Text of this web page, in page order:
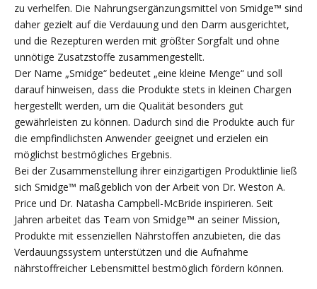
zu verhelfen. Die Nahrungsergänzungsmittel von Smidge™ sind
daher gezielt auf die Verdauung und den Darm ausgerichtet,
und die Rezepturen werden mit größter Sorgfalt und ohne
unnötige Zusatzstoffe zusammengestellt.
Der Name „Smidge“ bedeutet „eine kleine Menge“ und soll
darauf hinweisen, dass die Produkte stets in kleinen Chargen
hergestellt werden, um die Qualität besonders gut
gewährleisten zu können. Dadurch sind die Produkte auch für
die empfindlichsten Anwender geeignet und erzielen ein
möglichst bestmögliches Ergebnis.
Bei der Zusammenstellung ihrer einzigartigen Produktlinie ließ
sich Smidge™ maßgeblich von der Arbeit von Dr. Weston A.
Price und Dr. Natasha Campbell-McBride inspirieren. Seit
Jahren arbeitet das Team von Smidge™ an seiner Mission,
Produkte mit essenziellen Nährstoffen anzubieten, die das
Verdauungssystem unterstützen und die Aufnahme
nährstoffreicher Lebensmittel bestmöglich fördern können.